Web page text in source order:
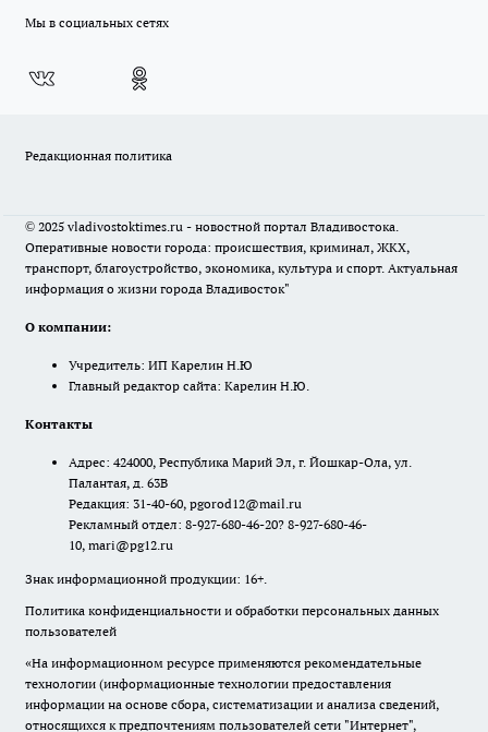
Мы в социальных сетях
Редакционная политика
© 2025 vladivostoktimes.ru - новостной портал Владивостока.
Оперативные новости города: происшествия, криминал, ЖКХ,
транспорт, благоустройство, экономика, культура и спорт. Актуальная
информация о жизни города Владивосток"
О компании:
Учредитель: ИП Карелин Н.Ю
Главный редактор сайта: Карелин Н.Ю.
Контакты
Адрес: 424000, Республика Марий Эл, г. Йошкар-Ола, ул.
Палантая, д. 63В
Редакция: 31-40-60, pgorod12@mail.ru
Рекламный отдел: 8-927-680-46-20? 8-927-680-46-
10, mari@pg12.ru
Знак информационной продукции: 16+.
Политика конфиденциальности и обработки персональных данных
пользователей
«На информационном ресурсе применяются рекомендательные
технологии (информационные технологии предоставления
информации на основе сбора, систематизации и анализа сведений,
относящихся к предпочтениям пользователей сети "Интернет",